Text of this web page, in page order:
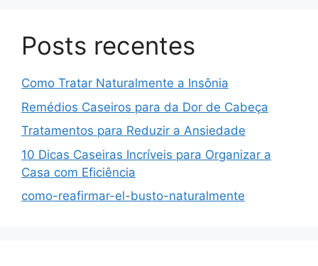
Posts recentes
Como Tratar Naturalmente a Insônia
Remédios Caseiros para da Dor de Cabeça
Tratamentos para Reduzir a Ansiedade
10 Dicas Caseiras Incríveis para Organizar a
Casa com Eficiência
como-reafirmar-el-busto-naturalmente